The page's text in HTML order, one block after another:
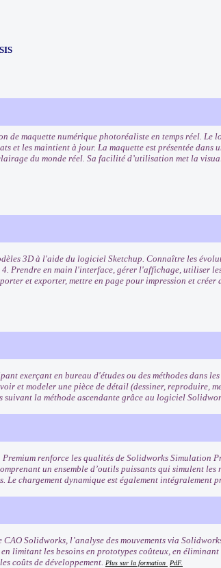
de maquette numérique photoréaliste en temps réel. Le
et les maintient à jour. La maquette est présentée dans
du monde réel. Sa facilité d’utilisation met la
3D à l'aide du logiciel Sketchup. Connaître les
Prendre en main l'interface, gérer l'affichage, utiliser
et exporter, mettre en page pour impression et créer
exerçant en bureau d'études ou des méthodes dans
et modeler une pièce de détail (dessiner, reproduire,
suivant la méthode ascendante grâce au logiciel
renforce les qualités de Solidworks Simulation
un ensemble d’outils puissants qui simulent les
Le chargement dynamique est également intégralement
Solidworks, l’analyse des mouvements via
limitant les besoins en prototypes coûteux, en
coûts de développement. Plus sur la formation PdF.